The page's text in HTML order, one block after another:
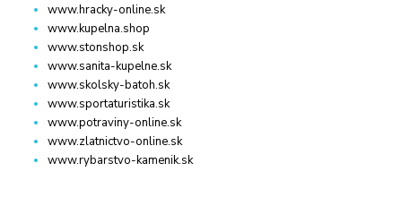
www.hracky-online.sk
www.kupelna.shop
www.stonshop.sk
www.sanita-kupelne.sk
www.skolsky-batoh.sk
www.sportaturistika.sk
www.potraviny-online.sk
www.zlatnictvo-online.sk
www.rybarstvo-kamenik.sk